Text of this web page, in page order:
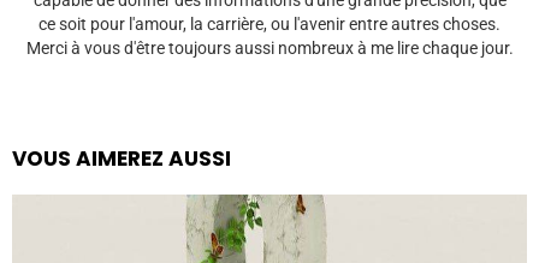
ce soit pour l'amour, la carrière, ou l'avenir entre autres choses.
Merci à vous d'être toujours aussi nombreux à me lire chaque jour.
VOUS AIMEREZ AUSSI